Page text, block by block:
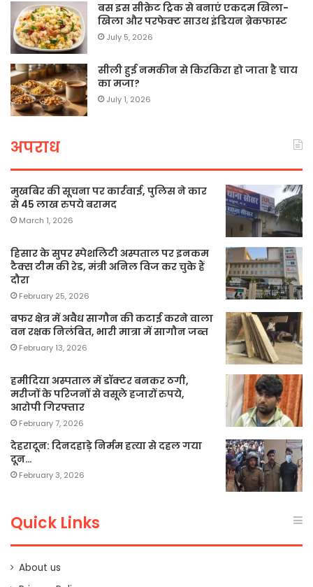
बस इस सीक्रेट ट्रिक से बनाएं एकदम खिला-
खिला और परफेक्ट साउथ इंडियन ब्रेकफास्ट
July 5, 2026
सीली हुई नमकीन से किरकिरा हो जाता है चाय
का मजा?
July 1, 2026
अपराध
मुखबिर की सूचना पर कार्रवाई, पुलिस ने कार
से 45 लाख रुपये बरामद
March 1, 2026
हिसार के सुपर स्पेशलिटी अस्पताल पर इनकम
टैक्स टीम की रेड, मंत्री अनिल विज कर चुके हैं
दौरा
February 25, 2026
बफर क्षेत्र में अवैध सागौन की कटाई करने वाला
वन रक्षक निलंबित, भारी मात्रा में सागौन जब्त
February 13, 2026
हमीदिया अस्पताल में डॉक्टर बनकर ठगी,
मरीजों के परिजनों से वसूले हजारों रुपये,
आरोपी गिरफ्तार
February 7, 2026
देहरादून: दिनदहाड़े निर्मम हत्या से दहल गया
दून…
February 3, 2026
Quick Links
About us